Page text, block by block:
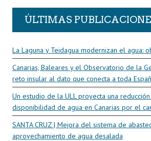
ÚLTIMAS
La Laguna y Teidagua modernizan el agua:
Canarias, Baleares y el Observatorio de la
reto insular al dato que conecta a toda
Un estudio de la ULL proyecta una
disponibilidad de agua en Canarias por el
SANTA CRUZ | Mejora del sistema de
aprovechamiento de agua desalada